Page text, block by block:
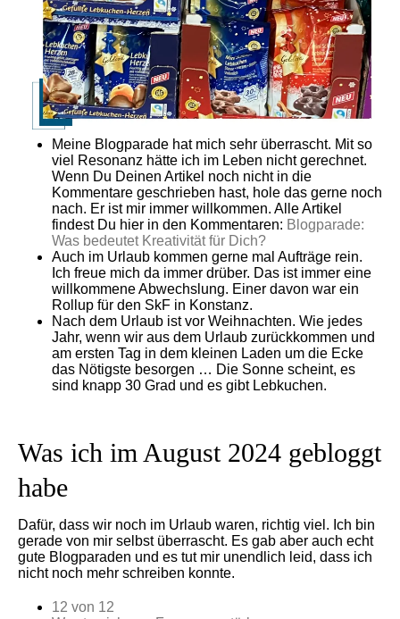
Meine Blogparade hat mich sehr überrascht. Mit so
viel Resonanz hätte ich im Leben nicht gerechnet.
Wenn Du Deinen Artikel noch nicht in die
Kommentare geschrieben hast, hole das gerne noch
nach. Er ist mir immer willkommen. Alle Artikel
findest Du hier in den Kommentaren: Blogparade:
Was bedeutet Kreativität für Dich?
Auch im Urlaub kommen gerne mal Aufträge rein.
Ich freue mich da immer drüber. Das ist immer eine
willkommene Abwechslung. Einer davon war ein
Rollup für den SkF in Konstanz.
Nach dem Urlaub ist vor Weihnachten. Wie jedes
Jahr, wenn wir aus dem Urlaub zurückkommen und
am ersten Tag in dem kleinen Laden um die Ecke
das Nötigste besorgen … Die Sonne scheint, es
sind knapp 30 Grad und es gibt Lebkuchen.
Was ich im August 2024 gebloggt
habe
Dafür, dass wir noch im Urlaub waren, richtig viel. Ich bin
gerade von mir selbst überrascht. Es gab aber auch echt
gute Blogparaden und es tut mir unendlich leid, dass ich
nicht noch mehr schreiben konnte.
12 von 12